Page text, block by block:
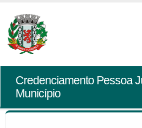
Credenciamento Pessoa
Município